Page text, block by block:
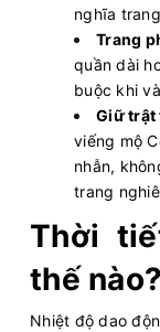
nghĩa
Trang
quần dài
buộc khi
Giữ trật
viếng mộ
nhẫn,
trang
Thời
thế nào?
Nhiệt độ dao